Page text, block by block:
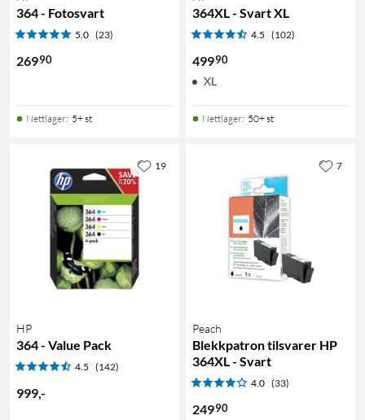
364 - Fotosvart
5.0 (23)
26990
Nettlager: 5+ st
364XL - Svart XL
4.5 (102)
49990
XL
Nettlager: 50+ st
HP
364 - Value Pack
4.5 (142)
999,-
19
Peach
Blekkpatron tilsvarer HP
364XL - Svart
4.0 (33)
24990
7